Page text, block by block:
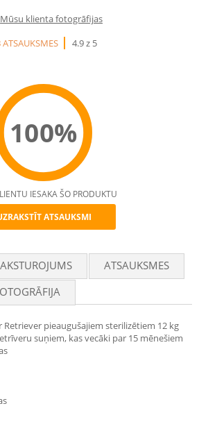
Mūsu klienta fotogrāfijas
ATSAUKSMES
4.9 z 5
100%
IESAKA ŠO PRODUKTU
ATSAUKSMI
ATSAUKSMES
Retriever pieaugušajiem sterilizētiem 12 kg
suņiem, kas vecāki par 15 mēnešiem